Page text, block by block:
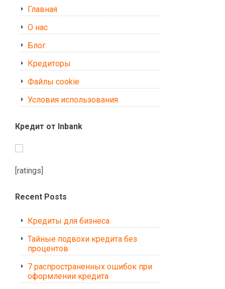
Главная
О нас
Блог
Кредиторы
Файлы cookie
Условия использования
Кредит от Inbank
[ratings]
Recent Posts
Кредиты для бизнеса
Тайные подвохи кредита без
процентов
7 распространенных ошибок при
оформлении кредита